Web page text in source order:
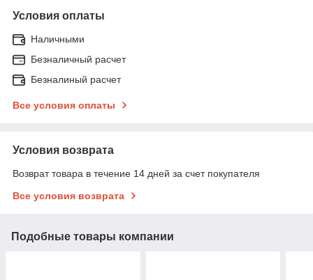
Условия оплаты
Наличными
Безналичный расчет
Безналиный расчет
Все условия оплаты
Условия возврата
Возврат товара в течение 14 дней за счет покупателя
Все условия возврата
Подобные товары компании